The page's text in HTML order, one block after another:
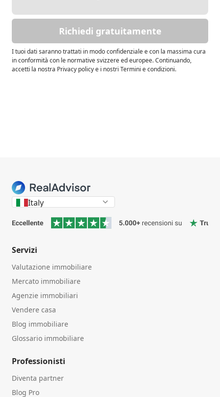
Richiedi gratuitamente
I tuoi dati saranno trattati in modo confidenziale e con la massima cura
in conformità con le normative svizzere ed europee. Continuando,
accetti la nostra Privacy policy e i nostri Termini e condizioni.
Italy
Servizi
Valutazione immobiliare
Mercato immobiliare
Agenzie immobiliari
Vendere casa
Blog immobiliare
Glossario immobiliare
Professionisti
Diventa partner
Blog Pro